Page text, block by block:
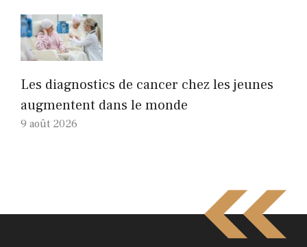
Les diagnostics de cancer chez les jeunes
augmentent dans le monde
9 août 2026